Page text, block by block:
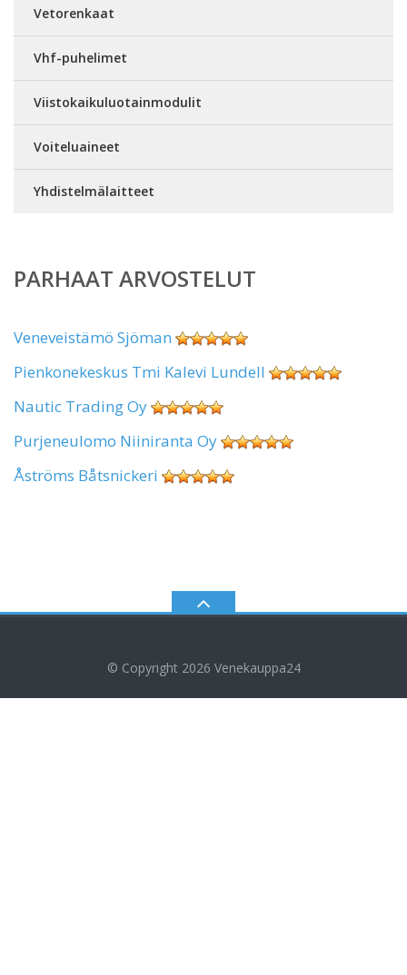
Vetorenkaat
Vhf-puhelimet
Viistokaikuluotainmodulit
Voiteluaineet
Yhdistelmälaitteet
PARHAAT ARVOSTELUT
Veneveistämö Sjöman
Pienkonekeskus Tmi Kalevi Lundell
Nautic Trading Oy
Purjeneulomo Niiniranta Oy
Åströms Båtsnickeri
© Copyright 2026 Venekauppa24